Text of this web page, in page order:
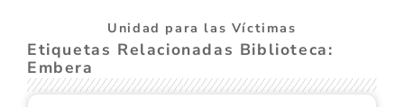
Unidad para las Víctimas
Etiquetas Relacionadas Biblioteca:
Embera